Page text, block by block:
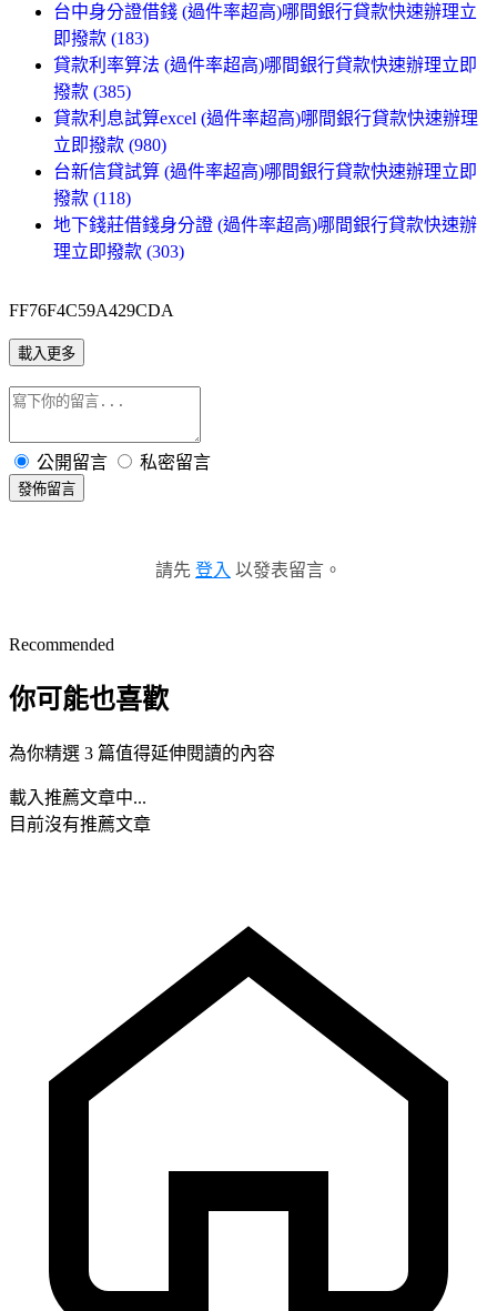
台中身分證借錢 (過件率超高)哪間銀行貸款快速辦理立
即撥款 (183)
貸款利率算法 (過件率超高)哪間銀行貸款快速辦理立即
撥款 (385)
貸款利息試算excel (過件率超高)哪間銀行貸款快速辦理
立即撥款 (980)
台新信貸試算 (過件率超高)哪間銀行貸款快速辦理立即
撥款 (118)
地下錢莊借錢身分證 (過件率超高)哪間銀行貸款快速辦
理立即撥款 (303)
FF76F4C59A429CDA
載入更多
公開留言 私密留言
發佈留言
請先 登入 以發表留言。
Recommended
你可能也喜歡
為你精選 3 篇值得延伸閱讀的內容
載入推薦文章中...
目前沒有推薦文章